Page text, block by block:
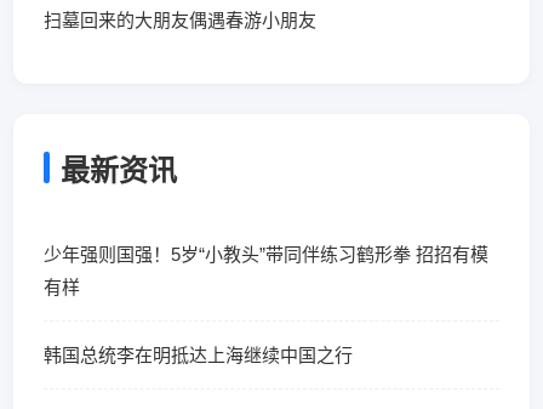
扫墓回来的大朋友偶遇春游小朋友
最新资讯
少年强则国强！5岁“小教头”带同伴练习鹤形拳 招招有模
有样
韩国总统李在明抵达上海继续中国之行